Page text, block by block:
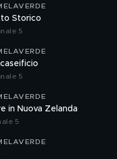
Storico
5
5
in Nuova Zelanda
5